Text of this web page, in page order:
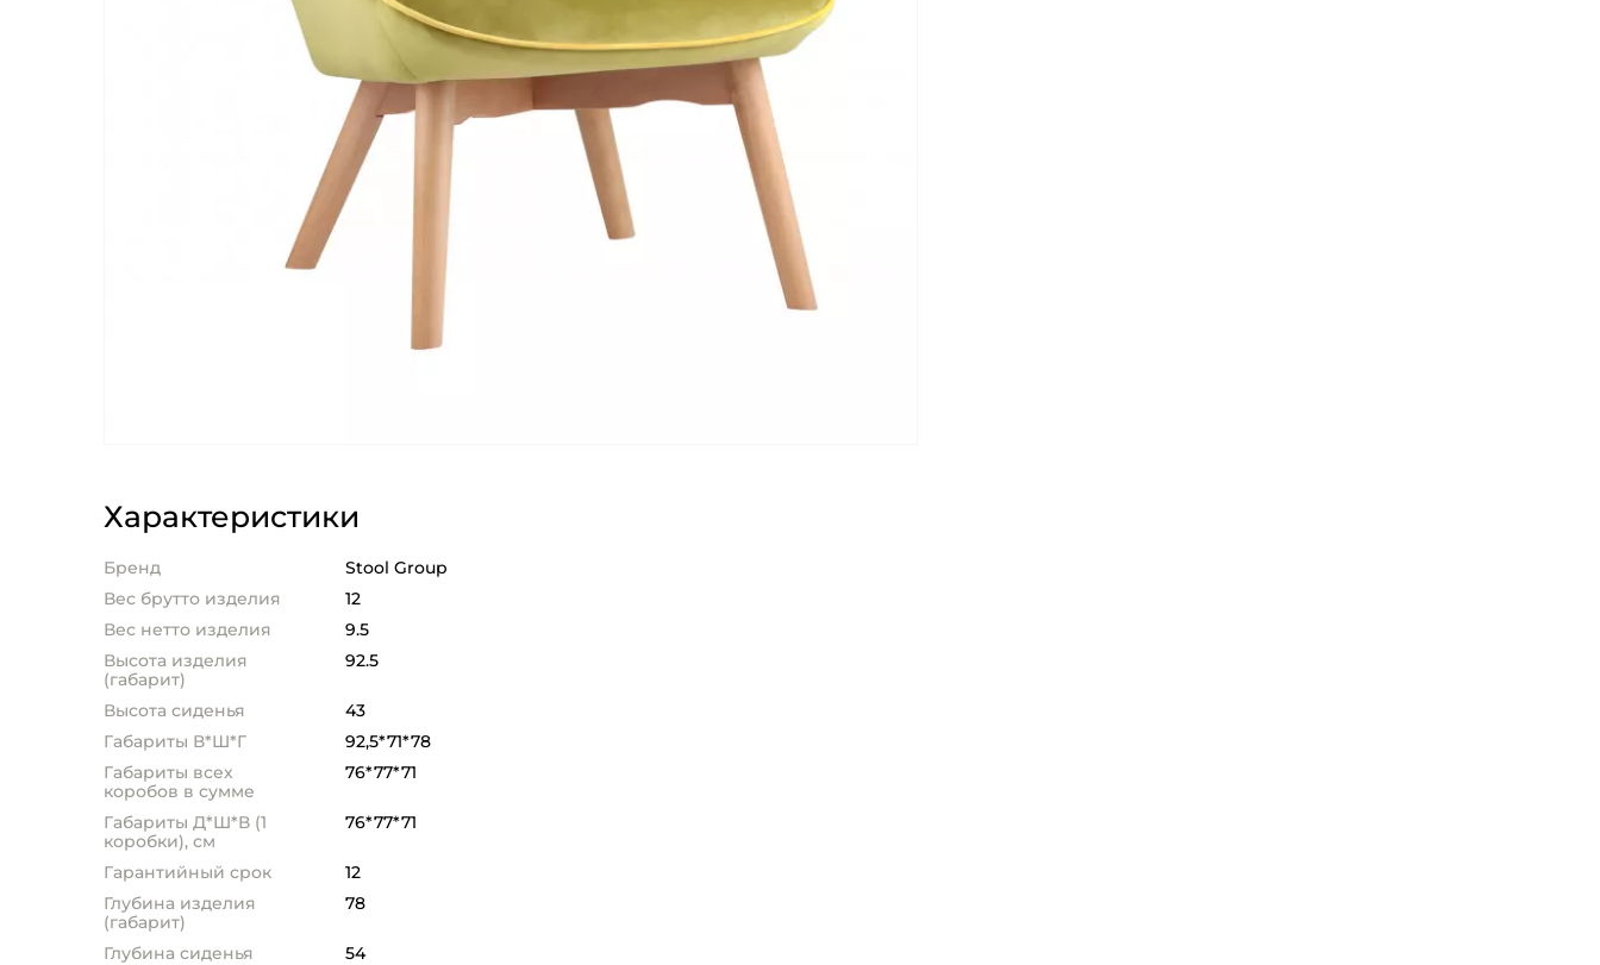
Характеристики
Бренд
Stool Group
Вес брутто изделия
12
Вес нетто изделия
9.5
Высота изделия
(габарит)
92.5
Высота сиденья
43
Габариты В*Ш*Г
92,5*71*78
Габариты всех
коробов в сумме
76*77*71
Габариты Д*Ш*В (1
коробки), см
76*77*71
Гарантийный срок
12
Глубина изделия
(габарит)
78
Глубина сиденья
54